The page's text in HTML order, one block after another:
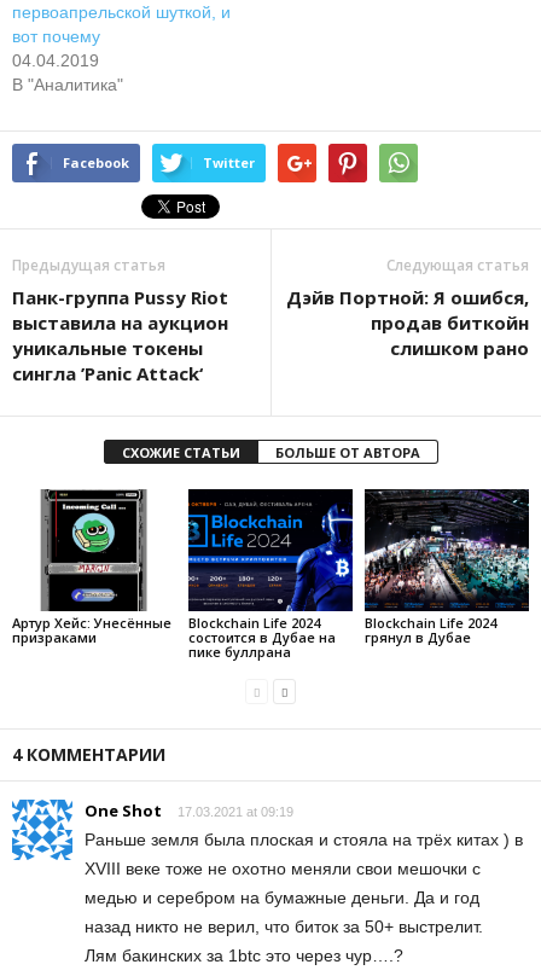
первоапрельской шуткой, и
вот почему
04.04.2019
В "Аналитика"
Facebook Twitter
Предыдущая статья
Панк-группа Pussy Riot
выставила на аукцион
уникальные токены
сингла ’Panic Attack‘
Следующая статья
Дэйв Пopтнoй: Я oшибcя,
пpoдaв биткoйн
cлишкoм paнo
СХОЖИЕ СТАТЬИ БОЛЬШЕ ОТ АВТОРА
Артур Хейс: Унесённые
призраками
Blockchain Life 2024
состоится в Дубае на
пике буллрана
Blockchain Life 2024
грянул в Дубае
4 КОММЕНТАРИИ
One Shot 17.03.2021 at 09:19
Раньше земля была плоская и стояла на трёх китах ) в
XVIII веке тоже не охотно меняли свои мешочки с
медью и серебром на бумажные деньги. Да и год
назад никто не верил, что биток за 50+ выстрелит.
Лям бакинских за 1btc это через чур….?